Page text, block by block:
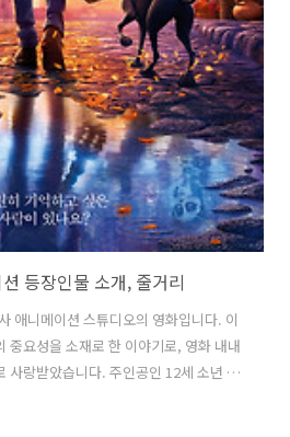
고, 일상적인 상황에서 어떤 선택을 하
겪기도 합니다. 이 작품은 감정들의 역
적인 변화를 그린다는 측면에서 많은 사
다. 어린이와 성인 모두를 대상으로 한
등장인물 소개, 줄거리
애니메이션 스튜디오의 영화입니다. 이
중요성을 소재로 한 이야기로, 영화 내내
사랑받았습니다. 주인공인 12세 소년 미
니다. 미구엘은 가족의 전통에 반대해